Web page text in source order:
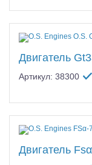
Двигатель
Артикул: 38300
Двигатель